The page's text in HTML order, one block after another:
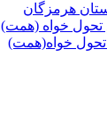
هرمزگان
تحول خواه (همت)
خواه(همت)